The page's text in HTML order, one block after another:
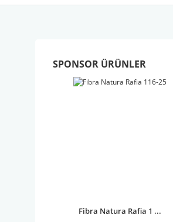
SPONSOR ÜRÜNLER
Fibra Natura Rafia 1 ...